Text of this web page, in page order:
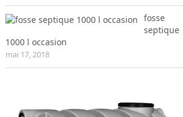
fosse
septique
1000 l occasion
mai 17, 2018